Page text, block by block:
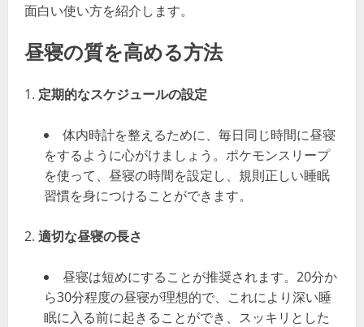
面白い使い方を紹介します。
昼寝の質を高める方法
定期的なスケジュールの設定
体内時計を整えるために、毎日同じ時間に昼寝
をするように心がけましょう。ポケモンスリープ
を使って、昼寝の時間を設定し、規則正しい睡眠
習慣を身につけることができます。
適切な昼寝の長さ
昼寝は短めにすることが推奨されます。20分か
ら30分程度の昼寝が理想的で、これにより深い睡
眠に入る前に起きることができ、スッキリとした